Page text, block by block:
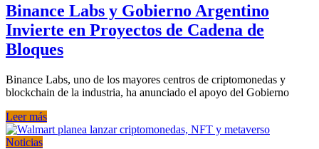
Binance Labs y Gobierno Argentino
Invierte en Proyectos de Cadena de
Bloques
Binance Labs, uno de los mayores centros de criptomonedas y
blockchain de la industria, ha anunciado el apoyo del Gobierno
Leer más
Noticias